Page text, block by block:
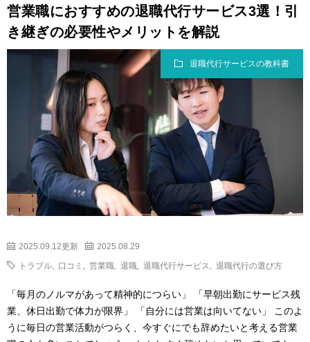
営業職におすすめの退職代行サービス3選！引
き継ぎの必要性やメリットを解説
退職代行サービスの教科書
2025.09.12更新 2025.08.29
トラブル 口コミ 営業職 退職 退職代行サービス 退職代行の選び方
「毎月のノルマがあって精神的につらい」 「早朝出勤にサービス残
業、休日出勤で体力が限界」 「自分には営業は向いてない」 このよ
うに毎日の営業活動がつらく、今すぐにでも辞めたいと考える営業